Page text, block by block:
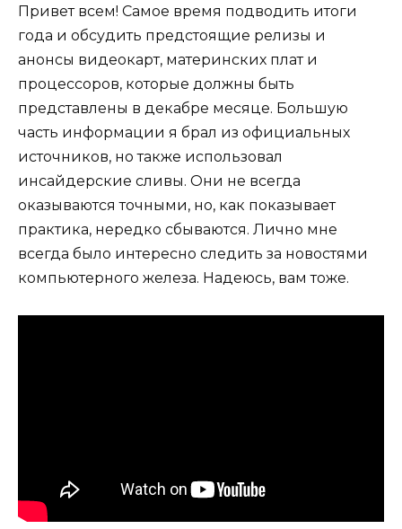
Привет всем! Самое время подводить итоги
года и обсудить предстоящие релизы и
анонсы видеокарт, материнских плат и
процессоров, которые должны быть
представлены в декабре месяце. Большую
часть информации я брал из официальных
источников, но также использовал
инсайдерские сливы. Они не всегда
оказываются точными, но, как показывает
практика, нередко сбываются. Лично мне
всегда было интересно следить за новостями
компьютерного железа. Надеюсь, вам тоже.